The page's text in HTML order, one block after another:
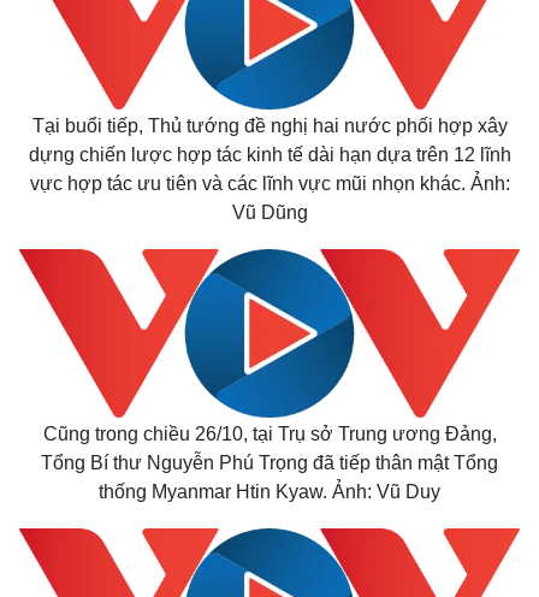
Tại buổi tiếp, Thủ tướng đề nghị hai nước phối hợp xây
dựng chiến lược hợp tác kinh tế dài hạn dựa trên 12 lĩnh
vực hợp tác ưu tiên và các lĩnh vực mũi nhọn khác. Ảnh:
Vũ Dũng
Cũng trong chiều 26/10, tại Trụ sở Trung ương Đảng,
Tổng Bí thư Nguyễn Phú Trọng đã tiếp thân mật Tổng
thống Myanmar Htin Kyaw. Ảnh: Vũ Duy